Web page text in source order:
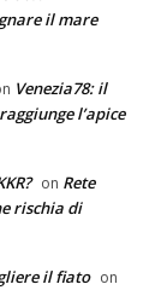
il mare
Venezia78: il
l’apice
on Rete
rischia di
il fiato on